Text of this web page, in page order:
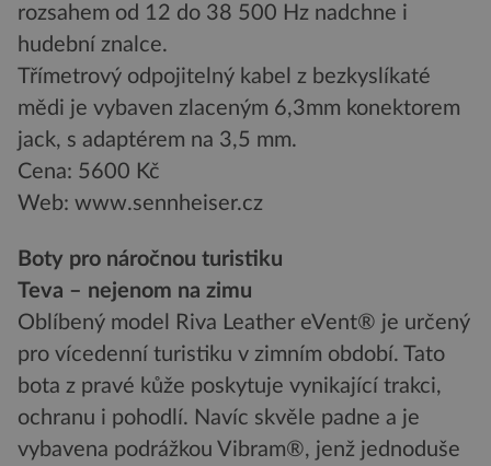
rozsahem od 12 do 38 500 Hz nadchne i
hudební znalce.
Třímetrový odpojitelný kabel z bezkyslíkaté
mědi je vybaven zlaceným 6,3mm konektorem
jack, s adaptérem na 3,5 mm.
Cena: 5600 Kč
Web: www.sennheiser.cz
Boty pro náročnou turistiku
Teva – nejenom na zimu
Oblíbený model Riva Leather eVent® je určený
pro vícedenní turistiku v zimním období. Tato
bota z pravé kůže poskytuje vynikající trakci,
ochranu i pohodlí. Navíc skvěle padne a je
vybavena podrážkou Vibram®, jenž jednoduše